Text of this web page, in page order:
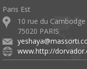
Paris Est
10 rue du Cambodge
75020 PARIS
www.http://